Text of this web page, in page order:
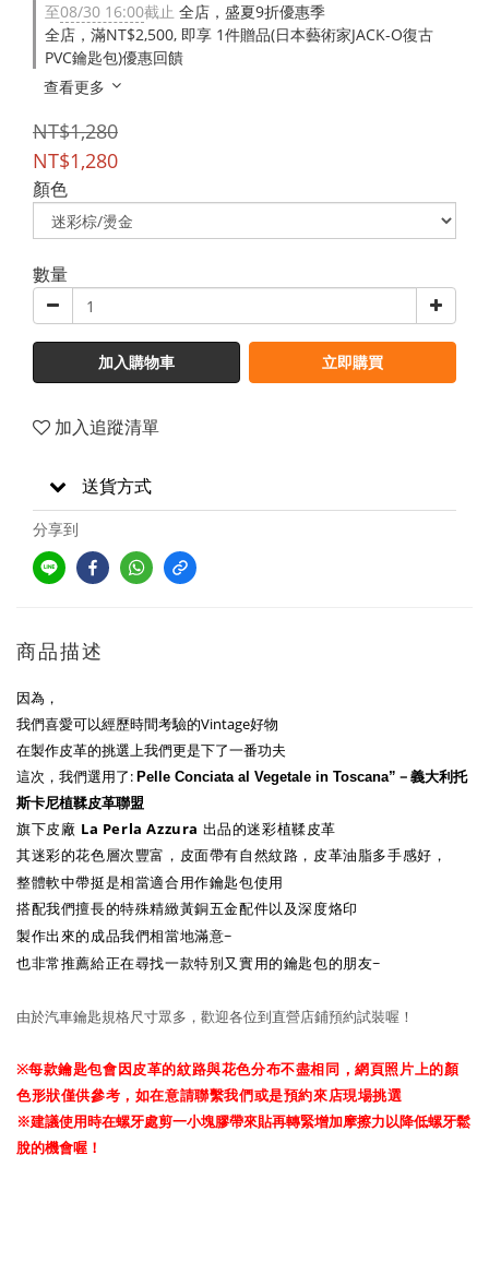
至08/30 16:00截止 全店，盛夏9折優惠季
全店，滿NT$2,500, 即享 1件贈品(日本藝術家JACK-O復古
PVC鑰匙包)優惠回饋
查看更多
NT$1,280
NT$1,280
顏色
數量
加入購物車 立即購買
加入追蹤清單
送貨方式
分享到
商品描述
因為，
我們喜愛可以經歷時間考驗的Vintage好物
在製作皮革的挑選上我們更是下了一番功夫
這次，我們選用了: Pelle Conciata al Vegetale in Toscana”－義大利托
斯卡尼植鞣皮革聯盟
旗下皮廠 La Perla Azzura 出品的迷彩植鞣皮革
其迷彩的花色層次豐富，皮面帶有自然紋路，皮革油脂多手感好，
整體軟中帶挺是相當適合用作鑰匙包使用
搭配我們擅長的特殊精緻黃銅五金配件以及深度烙印
製作出來的成品我們相當地滿意~
也非常推薦給正在尋找一款特別又實用的鑰匙包的朋友~
由於汽車鑰匙規格尺寸眾多，歡迎各位到直營店鋪預約試裝喔！
※每款鑰匙包會因皮革的紋路與花色分布不盡相同，網頁照片上的顏
色形狀僅供參考，如在意請聯繫我們或是預約來店現場挑選
※建議使用時在螺牙處剪一小塊膠帶來貼再轉緊增加摩擦力以降低螺牙鬆
脫的機會喔！